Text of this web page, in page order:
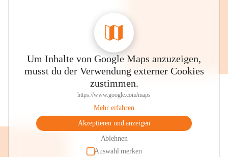
Um Inhalte von Google Maps anzuzeigen,
musst du der Verwendung externer Cookies
zustimmen.
https://www.google.com/maps
Mehr erfahren
Akzeptieren und anzeigen
Ablehnen
Auswahl merken